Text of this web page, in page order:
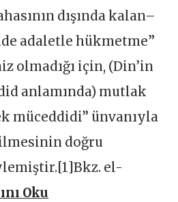
dışında kalan–
adaletle hükmetme”
olmadığı için, (Din’in
anlamında) mutlak
müceddidi” ünvanıyla
doğru
el-
Oku